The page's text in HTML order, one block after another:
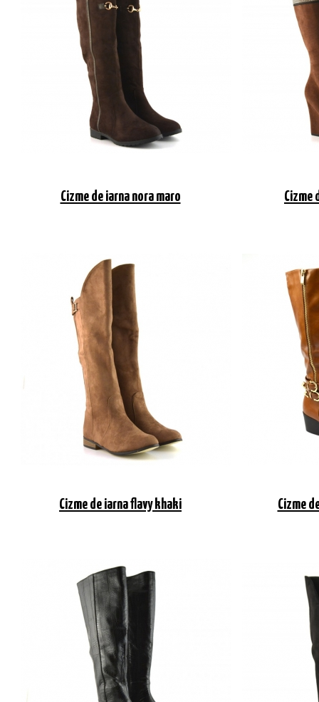
Cizme de iarna nora maro Cizme
Cizme de iarna flavy khaki Cizme